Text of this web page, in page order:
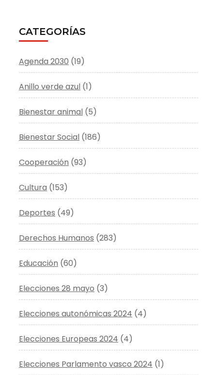
CATEGORÍAS
Agenda 2030 (19)
Anillo verde azul (1)
Bienestar animal (5)
Bienestar Social (186)
Cooperación (93)
Cultura (153)
Deportes (49)
Derechos Humanos (283)
Educación (60)
Elecciones 28 mayo (3)
Elecciones autonómicas 2024 (4)
Elecciones Europeas 2024 (4)
Elecciones Parlamento vasco 2024 (1)